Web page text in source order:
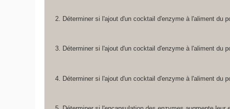
2. Déterminer si l'ajout d'un cocktail d'enzyme à l'aliment du
3. Déterminer si l'ajout d'un cocktail d'enzyme à l'aliment du
4. Déterminer si l'ajout d'un cocktail d'enzyme à l'aliment du